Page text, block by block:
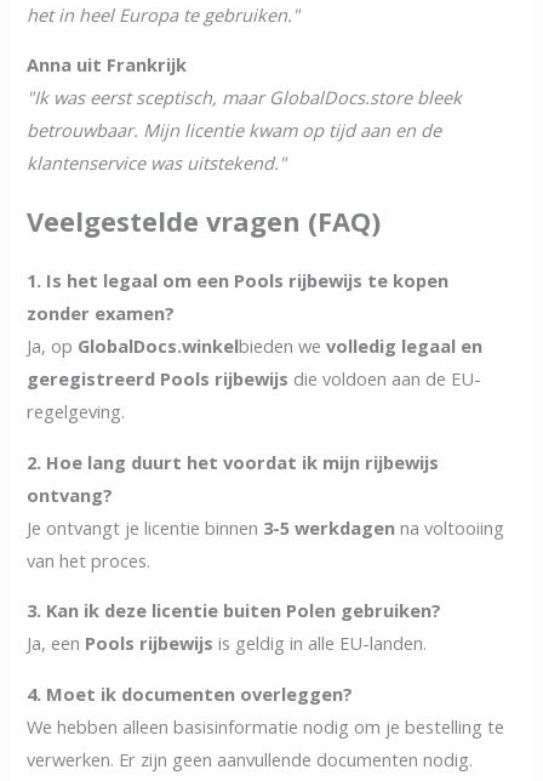
het in heel Europa te gebruiken."
Anna uit Frankrijk
"Ik was eerst sceptisch, maar GlobalDocs.store bleek
betrouwbaar. Mijn licentie kwam op tijd aan en de
klantenservice was uitstekend."
Veelgestelde vragen (FAQ)
1. Is het legaal om een Pools rijbewijs te kopen
zonder examen?
Ja, op GlobalDocs.winkelbieden wevolledig legaal en
geregistreerd Pools rijbewijs die voldoen aan de EU-
regelgeving.
2. Hoe lang duurt het voordat ik mijn rijbewijs
ontvang?
Je ontvangt je licentie binnen 3-5 werkdagen na voltooiing
van het proces.
3. Kan ik deze licentie buiten Polen gebruiken?
Ja, een Pools rijbewijs is geldig in alle EU-landen.
4. Moet ik documenten overleggen?
We hebben alleen basisinformatie nodig om je bestelling te
verwerken. Er zijn geen aanvullende documenten nodig.